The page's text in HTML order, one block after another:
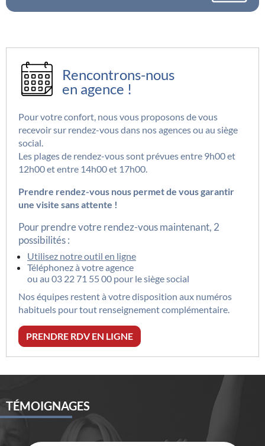
EXEMPLES DE REMBOURSEMENTS
Rencontrons-nous
en agence !
Pour votre confort, nous vous proposons de vous
recevoir sur rendez-vous dans nos agences ou au siège
social.
Les plages de rendez-vous sont prévues entre 9h00 et
12h00 et entre 14h00 et 17h00.
Prendre rendez-vous nous permet de vous garantir
une visite sans attente !
Pour prendre votre rendez-vous maintenant, 2
possibilités :
Utilisez notre outil en ligne
Téléphonez à votre agence
ou au 03 22 71 55 00 pour le siège social
Nos équipes restent à votre disposition aux numéros
habituels pour tout renseignement complémentaire.
PRENDRE RDV EN LIGNE
TÉMOIGNAGES